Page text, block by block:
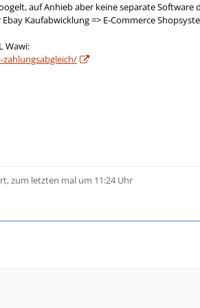
auf Anhieb aber keine separate Software
Kaufabwicklung => E-Commerce
Wawi:
zum letzten mal um 11:24 Uhr